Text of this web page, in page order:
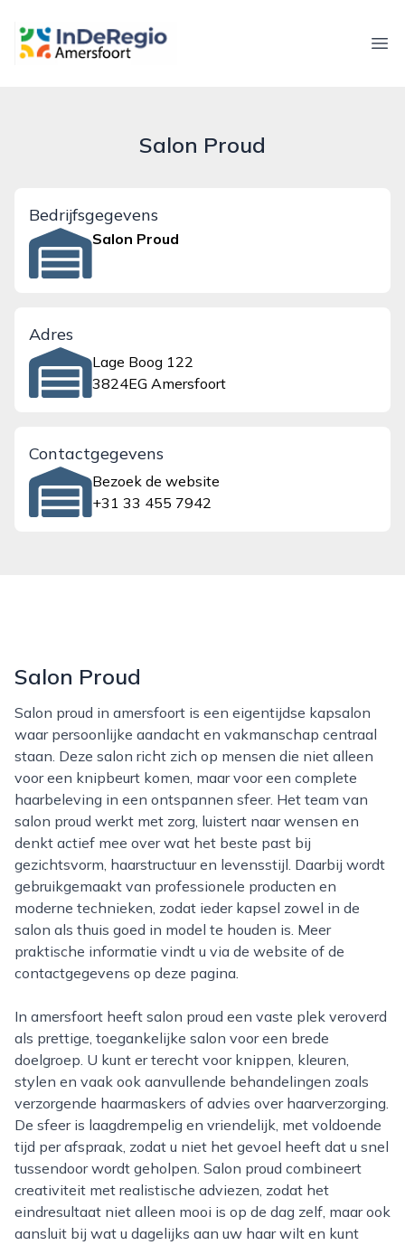
inderegioamersfoort.nl
Salon Proud
Bedrijfsgegevens
Salon Proud
Adres
Lage Boog 122
3824EG Amersfoort
Contactgegevens
Bezoek de website
+31 33 455 7942
Salon Proud
Salon proud in amersfoort is een eigentijdse kapsalon
waar persoonlijke aandacht en vakmanschap centraal
staan. Deze salon richt zich op mensen die niet alleen
voor een knipbeurt komen, maar voor een complete
haarbeleving in een ontspannen sfeer. Het team van
salon proud werkt met zorg, luistert naar wensen en
denkt actief mee over wat het beste past bij
gezichtsvorm, haarstructuur en levensstijl. Daarbij wordt
gebruikgemaakt van professionele producten en
moderne technieken, zodat ieder kapsel zowel in de
salon als thuis goed in model te houden is. Meer
praktische informatie vindt u via de website of de
contactgegevens op deze pagina.
In amersfoort heeft salon proud een vaste plek veroverd
als prettige, toegankelijke salon voor een brede
doelgroep. U kunt er terecht voor knippen, kleuren,
stylen en vaak ook aanvullende behandelingen zoals
verzorgende haarmaskers of advies over haarverzorging.
De sfeer is laagdrempelig en vriendelijk, met voldoende
tijd per afspraak, zodat u niet het gevoel heeft dat u snel
tussendoor wordt geholpen. Salon proud combineert
creativiteit met realistische adviezen, zodat het
eindresultaat niet alleen mooi is op de dag zelf, maar ook
aansluit bij wat u dagelijks aan uw haar wilt en kunt